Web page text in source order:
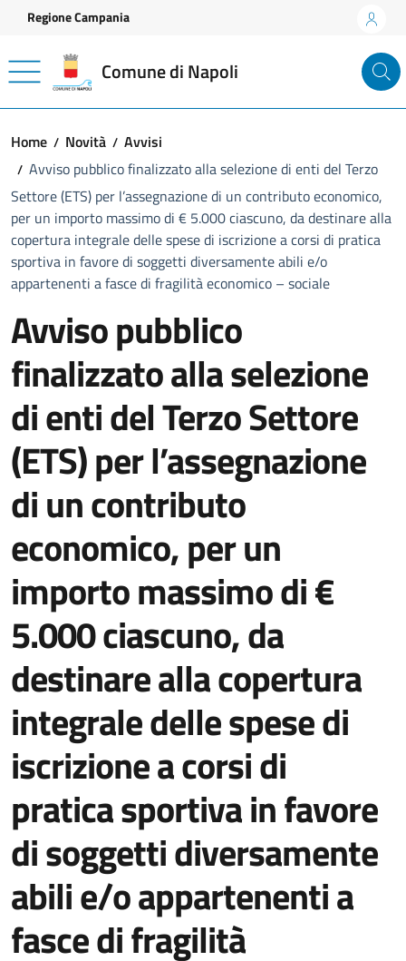
Vai ai contenuti
Vai al footer
Regione Campania
Comune di Napoli
Home Novità
Avvisi
Avviso pubblico finalizzato alla selezione di enti del Terzo
Settore (ETS) per l’assegnazione di un contributo economico,
per un importo massimo di € 5.000 ciascuno, da destinare alla
copertura integrale delle spese di iscrizione a corsi di pratica
sportiva in favore di soggetti diversamente abili e/o
appartenenti a fasce di fragilità economico – sociale
Avviso pubblico
finalizzato alla selezione
di enti del Terzo Settore
(ETS) per l’assegnazione
di un contributo
economico, per un
importo massimo di €
5.000 ciascuno, da
destinare alla copertura
integrale delle spese di
iscrizione a corsi di
pratica sportiva in favore
di soggetti diversamente
abili e/o appartenenti a
fasce di fragilità